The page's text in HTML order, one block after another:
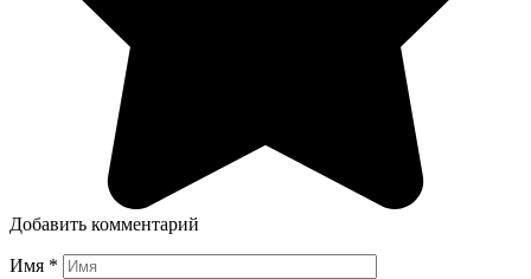
Добавить комментарий
Имя *